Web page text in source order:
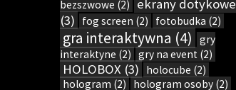
bezszwowe (2)
ekrany dotykowe
(3)
fog screen (2) fotobudka (2)
gra interaktywna (4)
gry
interaktyne (2) gry na event (2)
HOLOBOX (3) holocube (2)
hologram (2) hologram osoby(2)